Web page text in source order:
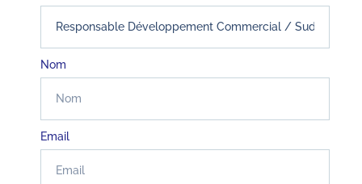
Nom
Email